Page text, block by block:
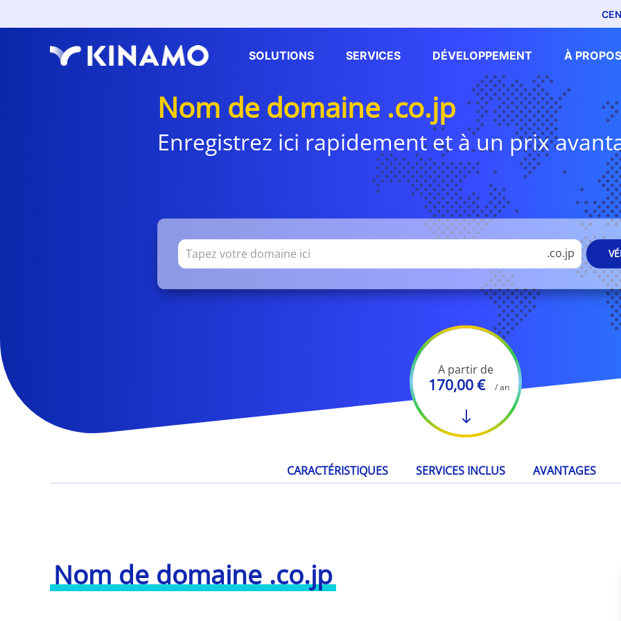
SOLUTIONS SERVICES DÉVELOPPEMENT À
Nom de domaine .co.jp
Enregistrez ici rapidement et à un prix
.co.jp
A partir de
170,00 € / an
CARACTÉRISTIQUES SERVICES INCLUS AVANTAGES
Nom de domaine .co.jp